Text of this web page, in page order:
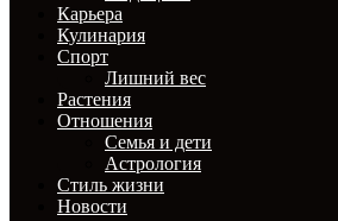
Карьера
Кулинария
Спорт
Лишний вес
Растения
Отношения
Семья и дети
Астрология
Стиль жизни
Новости